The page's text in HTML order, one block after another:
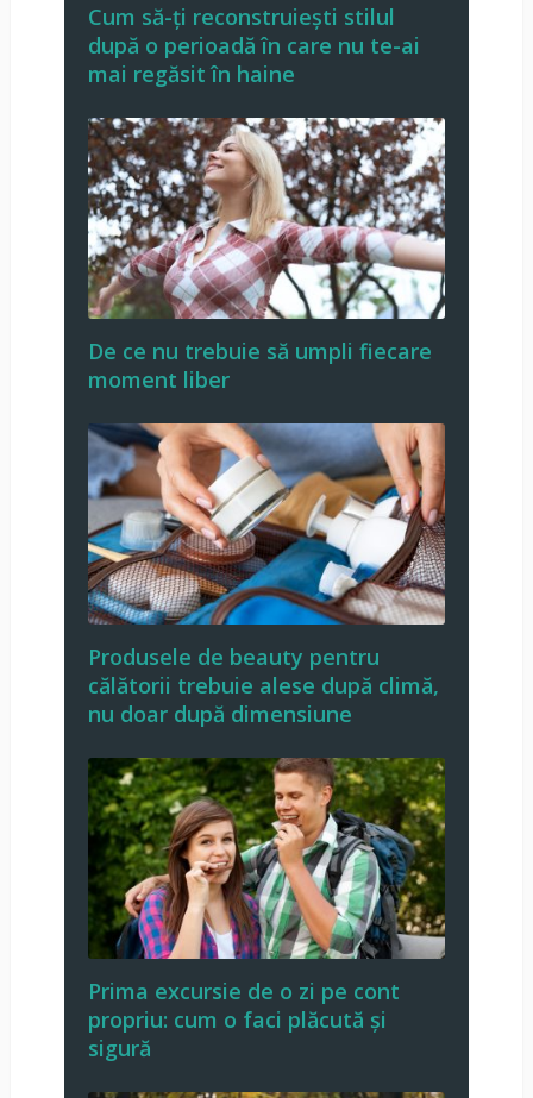
Cum să-ți reconstruiești stilul
după o perioadă în care nu te-ai
mai regăsit în haine
De ce nu trebuie să umpli fiecare
moment liber
Produsele de beauty pentru
călătorii trebuie alese după climă,
nu doar după dimensiune
Prima excursie de o zi pe cont
propriu: cum o faci plăcută și
sigură